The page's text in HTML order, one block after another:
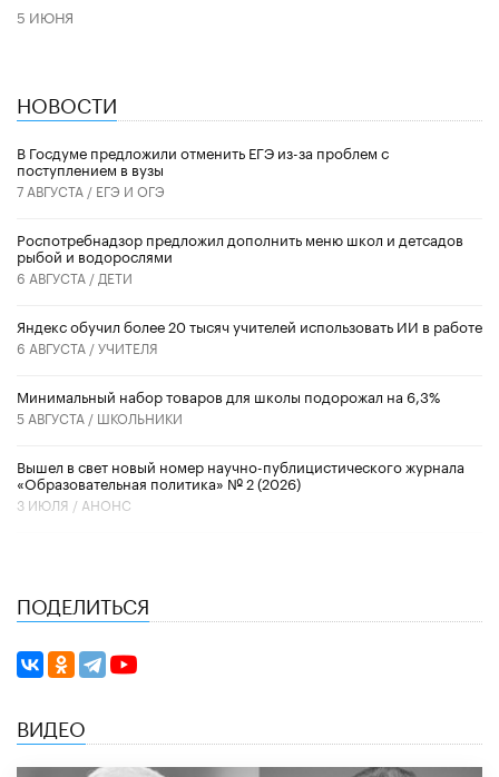
5 ИЮНЯ
НОВОСТИ
В Госдуме предложили отменить ЕГЭ из-за проблем с
поступлением в вузы
7 АВГУСТА / ЕГЭ И ОГЭ
Роспотребнадзор предложил дополнить меню школ и детсадов
рыбой и водорослями
6 АВГУСТА / ДЕТИ
​Яндекс обучил более 20 тысяч учителей использовать ИИ в работе
6 АВГУСТА /УЧИТЕЛЯ
Минимальный набор товаров для школы подорожал на 6,3%
5 АВГУСТА / ШКОЛЬНИКИ
Вышел в свет новый номер научно-публицистического журнала
«Образовательная политика» № 2 (2026)
3 ИЮЛЯ / АНОНС
ПОДЕЛИТЬСЯ
ВИДЕО